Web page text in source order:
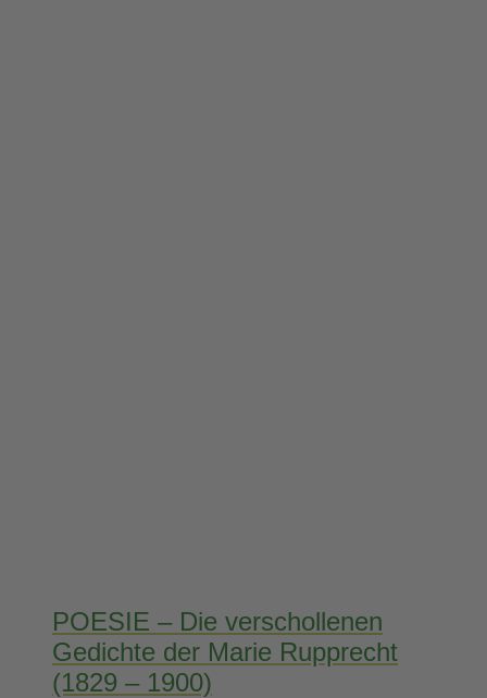
POESIE – Die verschollenen
Gedichte der Marie Rupprecht
(1829 – 1900)